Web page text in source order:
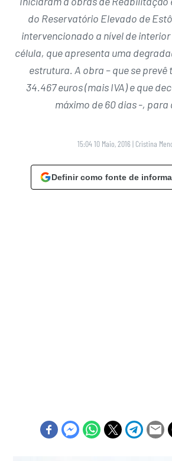
do Reservatório Elevado de
intervencionado a nível de interior
célula, que apresenta uma
estrutura. A obra – que se prevê
34.467 euros (mais IVA) e que
máximo de 60 dias -,
15:04 10 Maio, 2016 | Cristina
Definir como fonte de